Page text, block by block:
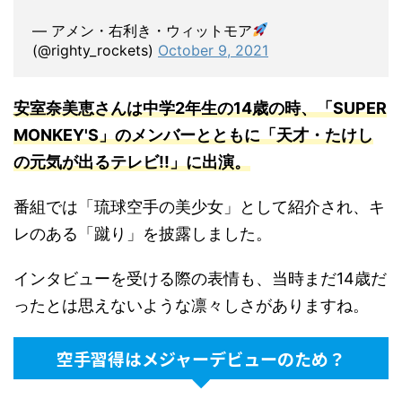
— アメン・右利き・ウィットモア
(@righty_rockets) October 9, 2021
安室奈美恵さんは中学2年生の14歳の時、「SUPER
MONKEY'S」のメンバーとともに「天才・たけし
の元気が出るテレビ!!」に出演。
番組では「琉球空手の美少女」として紹介され、キ
レのある「蹴り」を披露しました。
インタビューを受ける際の表情も、当時まだ14歳だ
ったとは思えないような凛々しさがありますね。
空手習得はメジャーデビューのため？